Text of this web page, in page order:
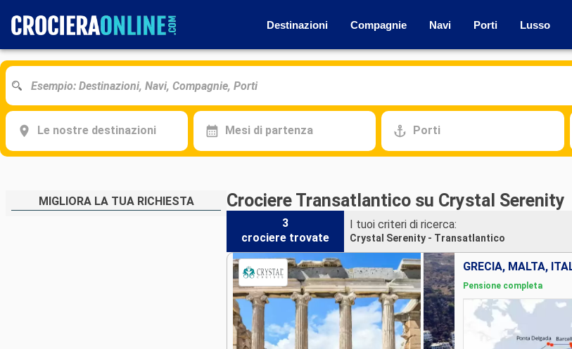
Destinazioni Compagnie Navi Porti Lusso
Le nostre destinazioni Mesi di partenza Porti
MIGLIORA LA TUA RICHIESTA Crociere Transatlantico su Crystal Serenity
3
crociere trovate
I tuoi criteri di ricerca:
Crystal Serenity - Transatlantico
Pensione completa